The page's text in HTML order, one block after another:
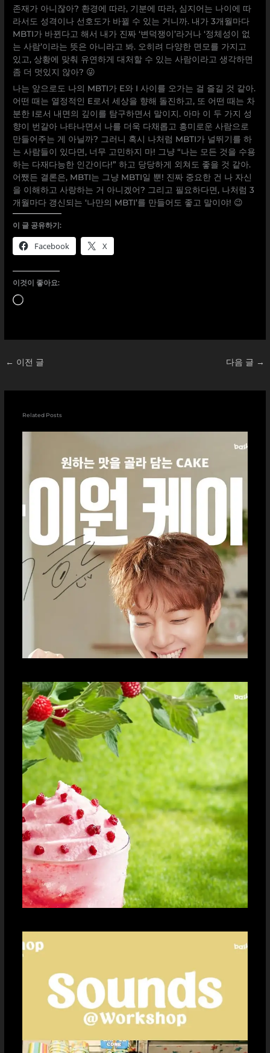
존재가 아니잖아? 환경에 따라, 기분에 따라, 심지어는 나이에 따
라서도 성격이나 선호도가 바뀔 수 있는 거니까. 내가 3개월마다
MBTI가 바뀐다고 해서 내가 진짜 ‘변덕쟁이’라거나 ‘정체성이 없
는 사람’이라는 뜻은 아니라고 봐. 오히려 다양한 면모를 가지고
있고, 상황에 맞춰 유연하게 대처할 수 있는 사람이라고 생각하면
좀 더 멋있지 않아? 😜
나는 앞으로도 나의 MBTI가 E와 I 사이를 오가는 걸 즐길 것 같아.
어떤 때는 열정적인 E로서 세상을 향해 돌진하고, 또 어떤 때는 차
분한 I로서 내면의 깊이를 탐구하면서 말이지. 아마 이 두 가지 성
향이 번갈아 나타나면서 나를 더욱 다채롭고 흥미로운 사람으로
만들어주는 게 아닐까? 그러니 혹시 나처럼 MBTI가 널뛰기를 하
는 사람들이 있다면, 너무 고민하지 마! 그냥 “나는 모든 것을 수용
하는 다재다능한 인간이다!” 하고 당당하게 외쳐도 좋을 것 같아.
어쨌든 결론은, MBTI는 그냥 MBTI일 뿐! 진짜 중요한 건 나 자신
을 이해하고 사랑하는 거 아니겠어? 그리고 필요하다면, 나처럼 3
개월마다 갱신되는 ‘나만의 MBTI’를 만들어도 좋고 말이야! 😉
이 글 공유하기:
Facebook X
이것이 좋아요:
로
← 이전 글 다음 글 →
Related Posts